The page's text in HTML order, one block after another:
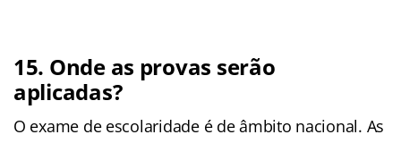
15. Onde as provas serão
aplicadas?
O exame de escolaridade é de âmbito nacional. As